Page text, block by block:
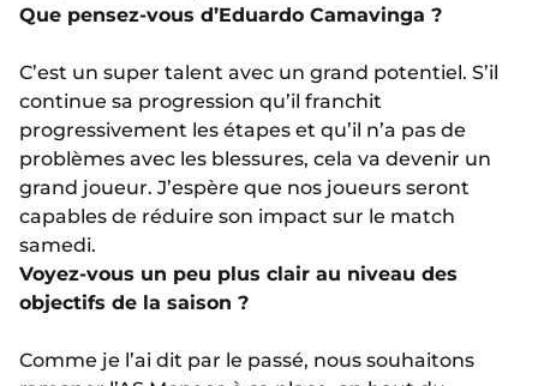
Que pensez-vous d’Eduardo Camavinga ?
C’est un super talent avec un grand potentiel. S’il
continue sa progression qu’il franchit
progressivement les étapes et qu’il n’a pas de
problèmes avec les blessures, cela va devenir un
grand joueur. J’espère que nos joueurs seront
capables de réduire son impact sur le match
samedi.
Voyez-vous un peu plus clair au niveau des
objectifs de la saison ?
Comme je l’ai dit par le passé, nous souhaitons